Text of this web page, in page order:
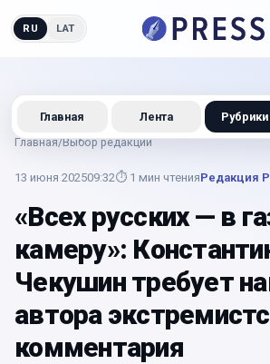
RU LAT
Главная/Выбор редакции
13 июня 202509:32⏱ 1 мин чтенияРедакция
«Всех русских — в
камеру»:
Чекушин требует
автора
комментария
Главная Лента Рубрики